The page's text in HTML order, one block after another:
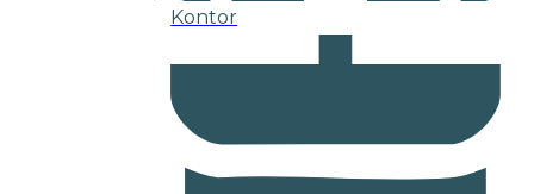
Kontor